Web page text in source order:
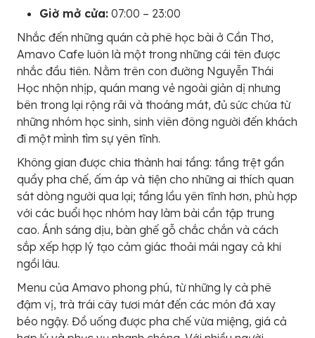
Giờ mở cửa: 07:00 – 23:00
Nhắc đến những quán cà phê học bài ở Cần Thơ,
Amavo Cafe luôn là một trong những cái tên được
nhắc đầu tiên. Nằm trên con đường Nguyễn Thái
Học nhộn nhịp, quán mang vẻ ngoài giản dị nhưng
bên trong lại rộng rãi và thoáng mát, đủ sức chứa từ
những nhóm học sinh, sinh viên đông người đến khách
đi một mình tìm sự yên tĩnh.
Không gian được chia thành hai tầng: tầng trệt gần
quầy pha chế, ấm áp và tiện cho những ai thích quan
sát dòng người qua lại; tầng lầu yên tĩnh hơn, phù hợp
với các buổi học nhóm hay làm bài cần tập trung
cao. Ánh sáng dịu, bàn ghế gỗ chắc chắn và cách
sắp xếp hợp lý tạo cảm giác thoải mái ngay cả khi
ngồi lâu.
Menu của Amavo phong phú, từ những ly cà phê
đậm vị, trà trái cây tươi mát đến các món đá xay
béo ngậy. Đồ uống được pha chế vừa miệng, giá cả